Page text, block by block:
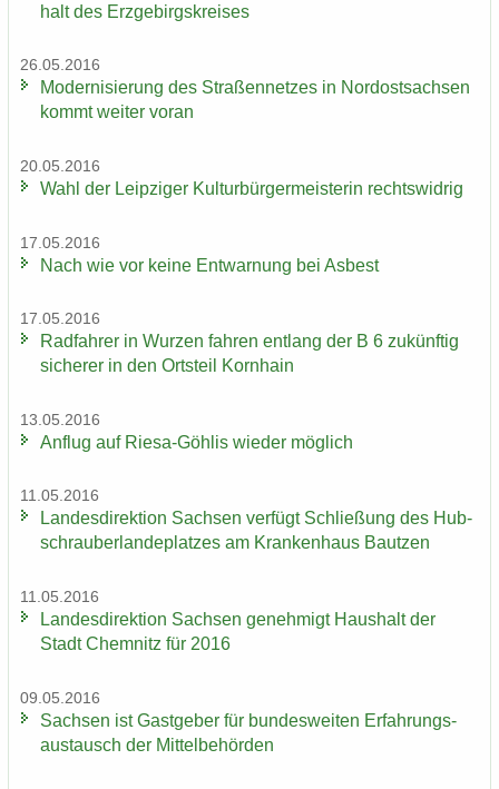
halt des Erz­ge­birgs­krei­ses
26.05.2016
Mo­der­ni­sie­rung des Stra­ßen­net­zes in Nord­ost­sach­sen
kommt wei­ter voran
20.05.2016
Wahl der Leip­zi­ger Kul­tur­bür­ger­meis­te­rin rechts­wid­rig
17.05.2016
Nach wie vor keine Ent­war­nung bei Asbest
17.05.2016
Rad­fah­rer in Wur­zen fah­ren ent­lang der B 6 zu­künf­tig
si­che­rer in den Orts­teil Korn­hain
13.05.2016
An­flug auf Riesa-​Göhlis wie­der mög­lich
11.05.2016
Lan­des­di­rek­ti­on Sach­sen ver­fügt Schlie­ßung des Hub­
schrau­ber­lan­de­plat­zes am Kran­ken­haus Baut­zen
11.05.2016
Lan­des­di­rek­ti­on Sach­sen ge­neh­migt Haus­halt der
Stadt Chem­nitz für 2016
09.05.2016
Sach­sen ist Gast­ge­ber für bun­des­wei­ten Er­fah­rungs­
aus­tausch der Mit­tel­be­hör­den